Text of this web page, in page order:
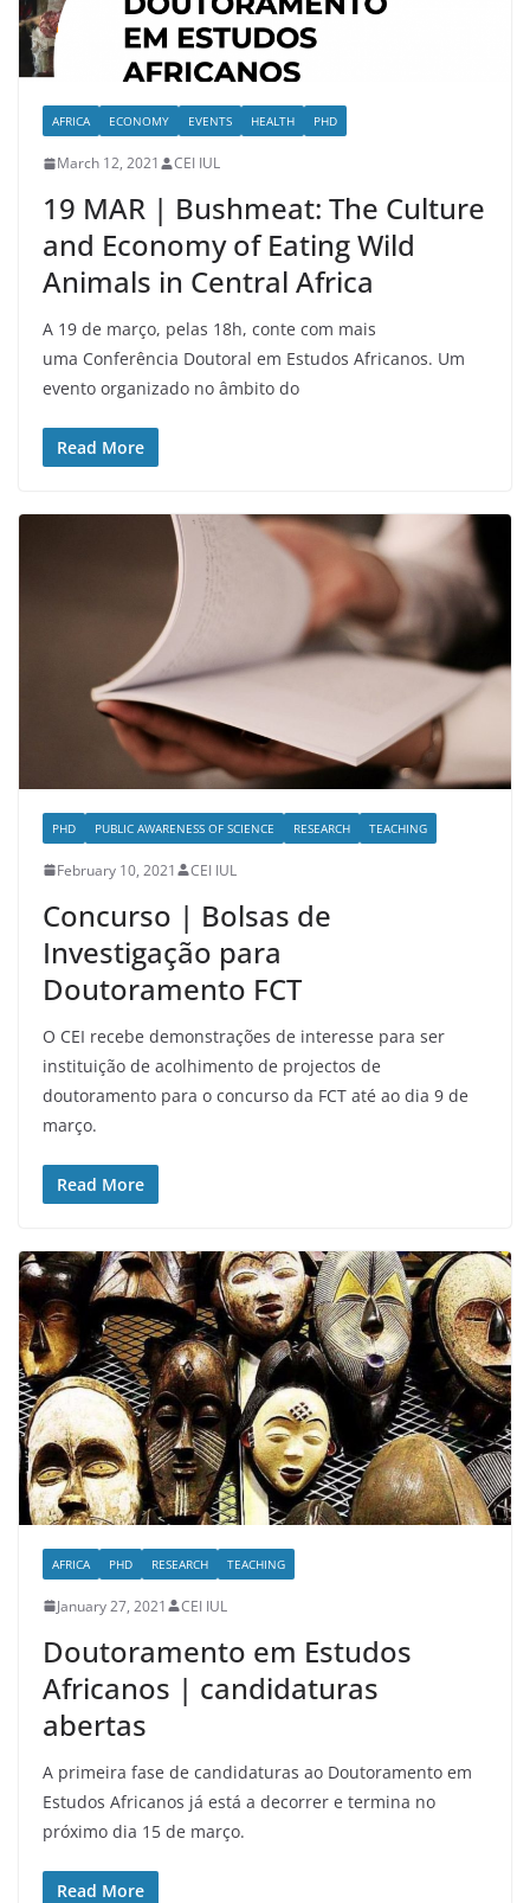
AFRICA ECONOMY EVENTS HEALTH PHD
March 12, 2021 CEI IUL
19 MAR | Bushmeat: The Culture
and Economy of Eating Wild
Animals in Central Africa
A 19 de março, pelas 18h, conte com mais
uma Conferência Doutoral em Estudos Africanos. Um
evento organizado no âmbito do
Read More
PHD PUBLIC AWARENESS OF SCIENCE RESEARCH TEACHING
February 10, 2021 CEI IUL
Concurso | Bolsas de
Investigação para
Doutoramento FCT
O CEI recebe demonstrações de interesse para ser
instituição de acolhimento de projectos de
doutoramento para o concurso da FCT até ao dia 9 de
março.
Read More
AFRICA PHD RESEARCH TEACHING
January 27, 2021 CEI IUL
Doutoramento em Estudos
Africanos | candidaturas
abertas
A primeira fase de candidaturas ao Doutoramento em
Estudos Africanos já está a decorrer e termina no
próximo dia 15 de março.
Read More